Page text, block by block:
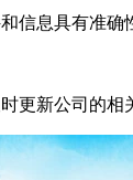
信息具有准
更新公司的相